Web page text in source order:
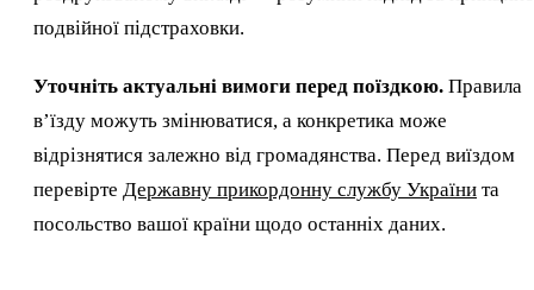
подвійної підстраховки.
Уточніть актуальні вимоги перед поїздкою. Правила
в’їзду можуть змінюватися, а конкретика може
відрізнятися залежно від громадянства. Перед виїздом
перевірте Державну прикордонну службу України та
посольство вашої країни щодо останніх даних.